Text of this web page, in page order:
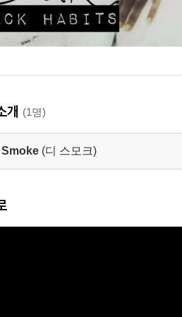
개 (1명)
Smoke (디 스모크)